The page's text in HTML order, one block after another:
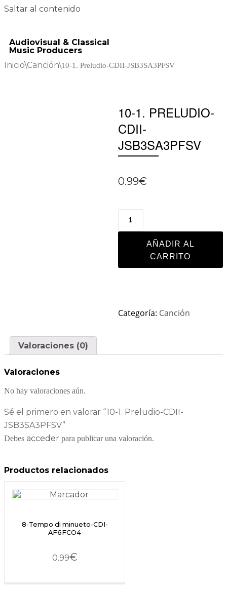
Saltar al contenido
Audiovisual & Classical
Music Producers
Inicio\Canción\10-1. Preludio-CDII-JSB3SA3PFSV
10-1. PRELUDIO-
CDII-
JSB3SA3PFSV
0.99€
AÑADIR AL
CARRITO
Categoría: Canción
Valoraciones (0)
Valoraciones
No hay valoraciones aún.
Sé el primero en valorar “10-1. Preludio-CDII-
JSB3SA3PFSV”
Debes acceder para publicar una valoración.
Productos relacionados
8-Tempo di minueto-CDI-
AF6FCO4
0.99€